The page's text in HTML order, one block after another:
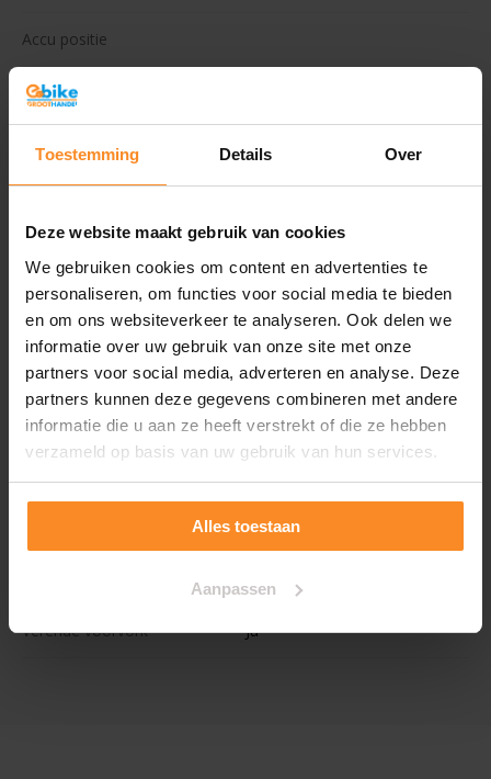
Toestemming Details Over
Deze website maakt gebruik van cookies
We gebruiken cookies om content en advertenties te
personaliseren, om functies voor social media te bieden
en om ons websiteverkeer te analyseren. Ook delen we
informatie over uw gebruik van onze site met onze
partners voor social media, adverteren en analyse. Deze
partners kunnen deze gegevens combineren met andere
informatie die u aan ze heeft verstrekt of die ze hebben
verzameld op basis van uw gebruik van hun services.
Alles toestaan
Aanpassen
Accu positie
Remsysteem
Merkversnellingen Nexus
Wielmaat
Blauw
Voorrekje
Uni
Verende voorvork Ja